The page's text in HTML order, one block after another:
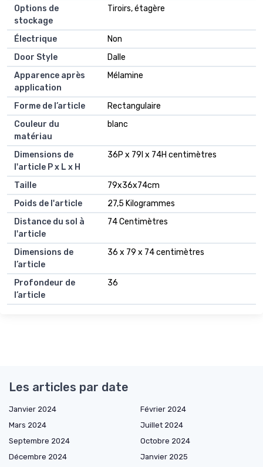
Options de
stockage
Tiroirs, étagère
Électrique
Non
Door Style
Dalle
Apparence après
application
Mélamine
Forme de l’article
Rectangulaire
Couleur du
matériau
blanc
Dimensions de
l'article P x L x H
36P x 79l x 74H centimètres
Taille
79x36x74cm
Poids de l'article
27,5 Kilogrammes
Distance du sol à
l'article
74 Centimètres
Dimensions de
l’article
36 x 79 x 74 centimètres
Profondeur de
l’article
36
Les articles par date
Janvier 2024
Février 2024
Mars 2024
Juillet 2024
Septembre 2024
Octobre 2024
Décembre 2024
Janvier 2025